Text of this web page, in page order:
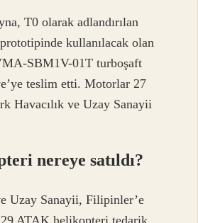
T0 olarak adlandırılan
kullanılacak olan
SBM1V-01T turboşaft
teslim etti. Motorlar 27
Havacılık ve Uzay Sanayii
nereye satıldı?
Uzay Sanayii, Filipinler’e
ATAK helikopteri tedarik